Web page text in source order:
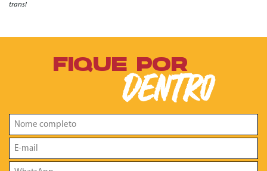
trans!
FIQUE POR
DENTRO